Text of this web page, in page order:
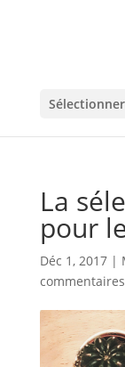
La
pour
Déc 1, 2017|
commentaires